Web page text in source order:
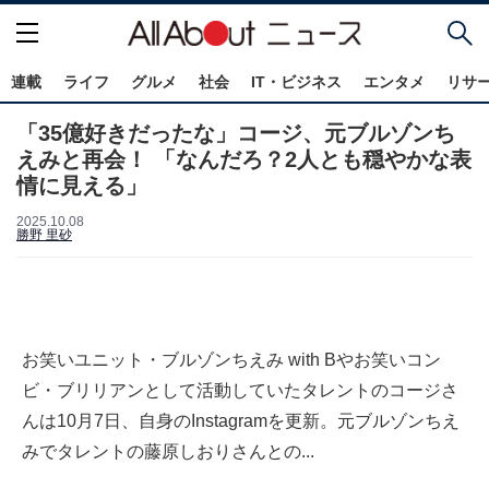
連載 ライフ グルメ 社会 IT・ビジネス エンタメ リサ
「35億好きだったな」コージ、元ブルゾンち
えみと再会！ 「なんだろ？2人とも穏やかな表
情に見える」
2025.10.08
勝野 里砂
お笑いユニット・ブルゾンちえみ with Bやお笑いコン
ビ・ブリリアンとして活動していたタレントのコージさ
んは10月7日、自身のInstagramを更新。元ブルゾンちえ
みでタレントの藤原しおりさんとの...